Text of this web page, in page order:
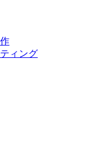
ィング